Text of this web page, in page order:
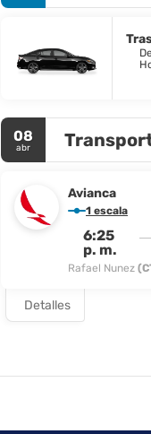
08
abr
Avianca
1 escala
6:25
p. m.
Rafael Nunez
Detalles